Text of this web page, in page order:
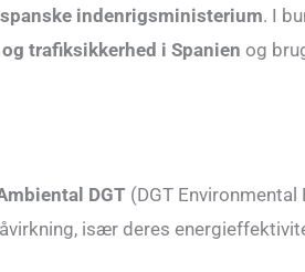
indenrigsministerium. I
trafiksikkerhed i Spanien og
DGT (DGT Environmental
især deres